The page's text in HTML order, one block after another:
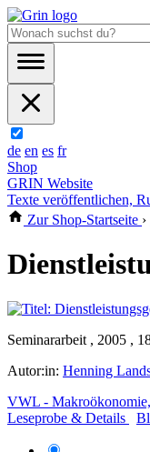
de en es fr
Shop
GRIN Website
Texte veröffentlichen,
Zur Shop-Startseite ›
Seminararbeit , 2005 ,
Autor:in: Henning
VWL -
Leseprobe & Details